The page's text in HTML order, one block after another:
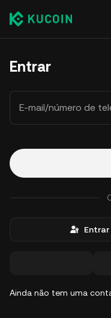
Entrar
E-mail/número de
Ainda não tem uma